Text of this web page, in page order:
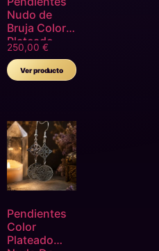
Nudo de
Bruja Color
Plateado
250,00 €
Ver producto
Pendientes
Color
Plateado